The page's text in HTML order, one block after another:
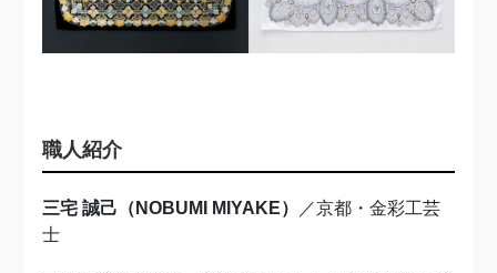
職人紹介
三宅 誠己（NOBUMI MIYAKE）
／京都・金彩工芸
士